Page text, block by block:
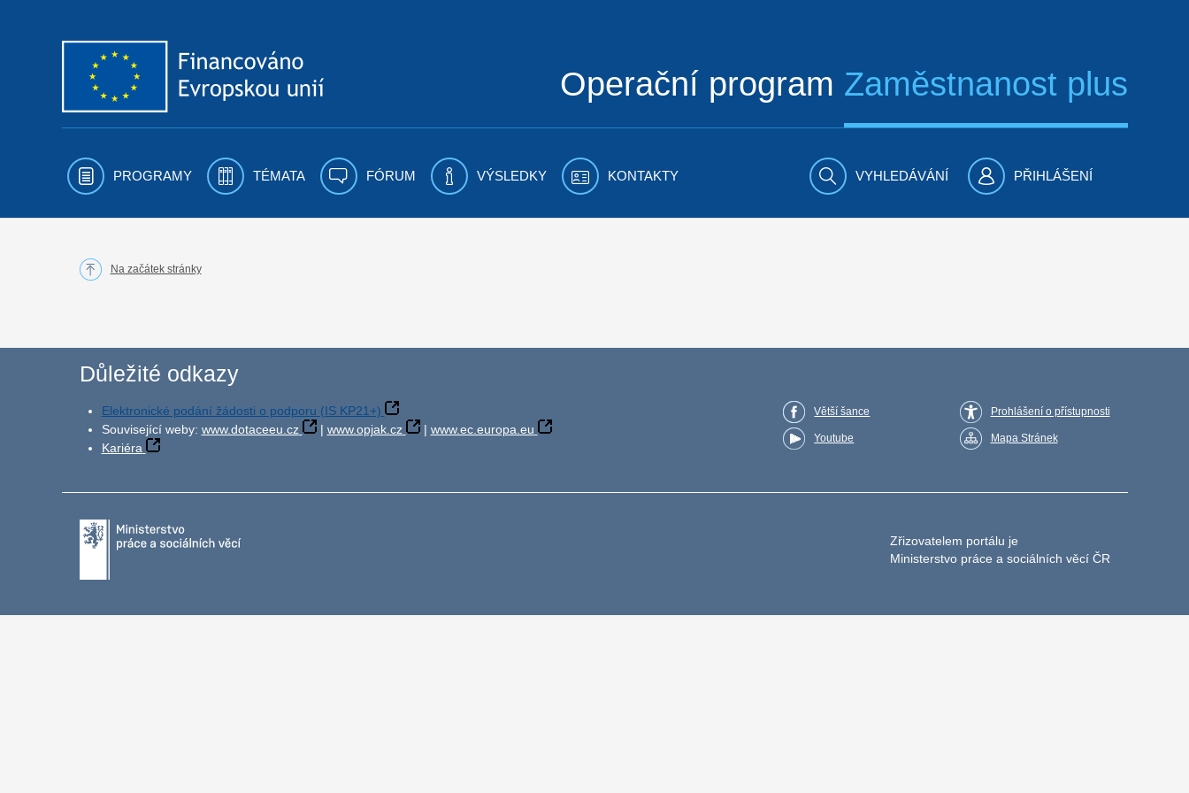
Operační program Zaměstnanost plus
PROGRAMY TÉMATA FÓRUM VÝSLEDKY KONTAKTY VYHLEDÁVÁNÍ PŘIHLÁŠENÍ
Na začátek stránky
Důležité odkazy
Elektronické podání žádosti o podporu (IS KP21+)
Související weby: www.dotaceeu.cz | www.opjak.cz | www.ec.europa.eu
Kariéra
Větší šance
Youtube
Prohlášení o přístupnosti
Mapa Stránek
Zřizovatelem portálu je
Ministerstvo práce a sociálních věcí ČR